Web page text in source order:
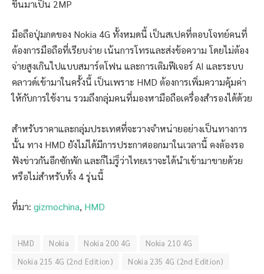
ขึ้นมาเป็น 2MP
มือถือปุ่มกดของ Nokia 4G ทั้งหมดนี้ เป็นสเปคที่ตอบโจทย์คนที่
ต้องการมือถือที่เรียบง่าย เน้นการโทรและส่งข้อความ โดยไม่ต้อง
จ่ายสูงเกินไปแบบสมาร์ตโฟน และการเติมฟีเจอร์ AI และระบบ
คลาวด์เข้ามาในครั้งนี้ เป็นเพราะ HMD ต้องการเพิ่มความคุ้มค่า
ให้กับการใช้งาน รวมถึงกลุ่มคนที่มองหามือถือเครื่องสำรองได้ด้วย
สำหรับราคาและกลุ่มประเทศที่จะวางจำหน่ายอย่างเป็นทางการ
นั้น ทาง HMD ยังไม่ได้มีการประกาศออกมาในเวลานี้ คงต้องรอ
ฟังข่าวกันอีกซักพัก และก็ไม่รู็ว่าไทยเราจะได้นำเข้ามาขายด้วย
หรือไม่สำหรับทั้ง 4 รุ่นนี้
ที่มา: gizmochina, HMD
HMD Nokia Nokia 200 4G
Nokia 210 4G
Nokia 215 4G (2nd Edition)
Nokia 235 4G (2nd Edition)